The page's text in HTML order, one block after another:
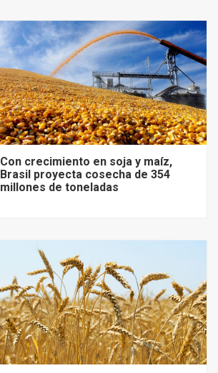
Con crecimiento en soja y maíz,
Brasil proyecta cosecha de 354
millones de toneladas